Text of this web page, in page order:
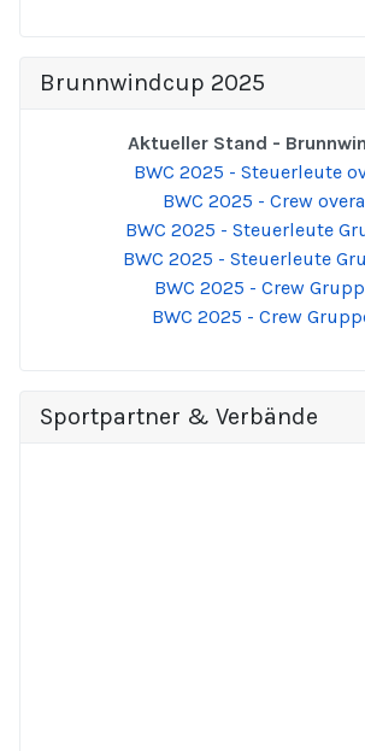
Brunnwindcup 2025
Aktueller Stand -
BWC 2025 - Steuerleute
BWC 2025 - Crew
BWC 2025 - Steuerleute
BWC 2025 - Steuerleute
BWC 2025 - Crew
BWC 2025 - Crew
Sportpartner & Verbände